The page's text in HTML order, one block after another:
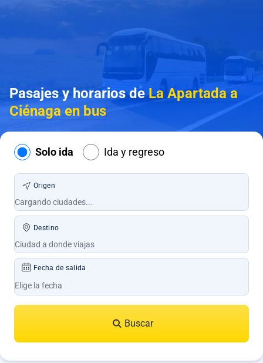
Pasajes y horarios deLa Apartada a
Ciénaga en bus
Solo ida Ida y regreso
Origen
Destino
Fecha de salida
Buscar